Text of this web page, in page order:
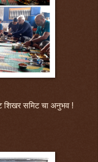
शिखर समिट चा अनुभव !